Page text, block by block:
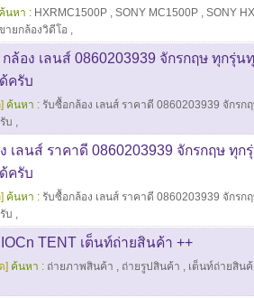
ค้นหา : HXRMC1500P , SONY MC1500P , SONY
ายกล้องวิดีโอ ,
ล้อง เลนส์ 0860203939 จักรกฤษ ทุกรุ่น
ครับ
ค้นหา : รับซื้อกล้อง เลนส์ ราคาดี 0860203939 จักรก
บ ,
เลนส์ ราคาดี 0860203939 จักรกฤษ ทุก
ครับ
ค้นหา : รับซื้อกล้อง เลนส์ ราคาดี 0860203939 จักรก
บ ,
TENT เต็นท์ถ่ายสินค้า ++
] ค้นหา : ถ่ายภาพสินค้า , ถ่ายรูปสินค้า , เต็นท์ถ่ายสิน